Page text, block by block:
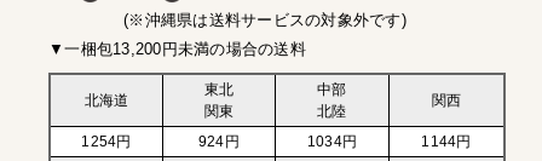
(※沖縄県は送料サービスの対象外です)
▼一梱包13,200円未満の場合の送料
北海道
東北
関東
中部
北陸
関西
1254円 924円 1034円
1144円